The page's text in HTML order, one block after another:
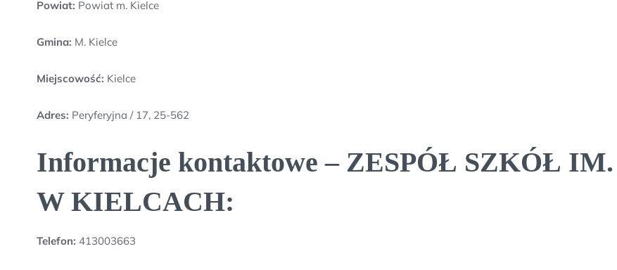
Powiat: Powiat m. Kielce
Gmina: M. Kielce
Miejscowość: Kielce
Adres: Peryferyjna / 17, 25-562
Informacje kontaktowe – ZESPÓŁ SZKÓŁ
W KIELCACH:
Telefon: 413003663